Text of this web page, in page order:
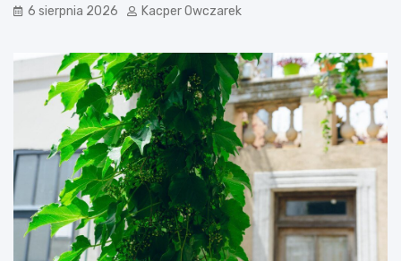
6 sierpnia 2026 Kacper Owczarek